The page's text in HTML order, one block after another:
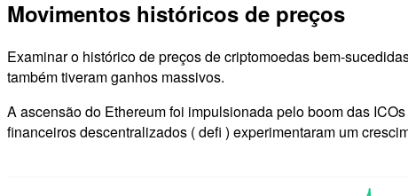
Movimentos históricos de preços
Examinar o histórico de preços de criptomoedas bem-
também tiveram ganhos massivos.
A ascensão do Ethereum foi impulsionada pelo boom das
financeiros descentralizados ( defi ) experimentaram um